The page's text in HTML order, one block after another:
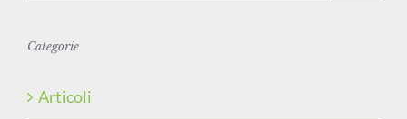
Categorie
Articoli